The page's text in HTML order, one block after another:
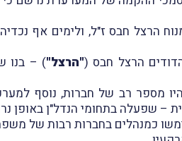
הרצל חבס ז"ל, ולימים אף
"הרצל") – בנו
מספר רב של חברות, נוסף
כמנהלים בחברות רבות של